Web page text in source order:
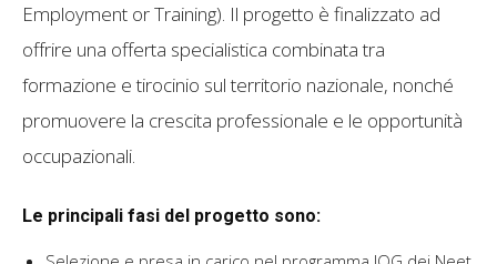
Employment or Training). Il progetto è finalizzato ad
offrire una offerta specialistica combinata tra
formazione e tirocinio sul territorio nazionale, nonché
promuovere la crescita professionale e le opportunità
occupazionali.
Le principali fasi del progetto sono: